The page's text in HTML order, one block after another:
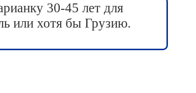
30-45 лет для
или хотя бы Грузию.